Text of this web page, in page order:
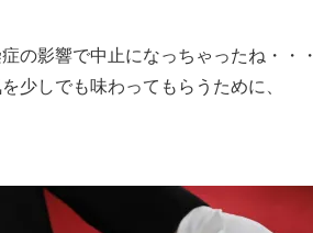
の影響で中止になっちゃったね・・・
少しでも味わってもらうために、